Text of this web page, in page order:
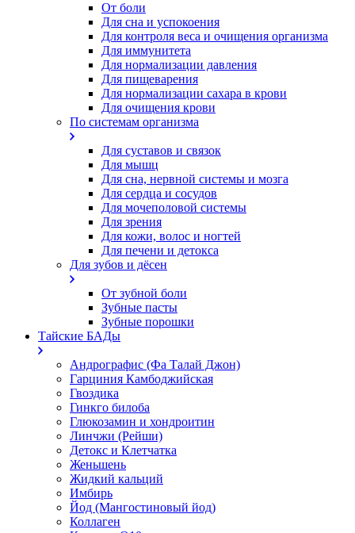
От боли
Для сна и успокоения
Для контроля веса и очищения организма
Для иммунитета
Для нормализации давления
Для пищеварения
Для нормализации сахара в крови
Для очищения крови
По системам организма
Для суставов и связок
Для мышц
Для сна, нервной системы и мозга
Для сердца и сосудов
Для мочеполовой системы
Для зрения
Для кожи, волос и ногтей
Для печени и детокса
Для зубов и дёсен
От зубной боли
Зубные пасты
Зубные порошки
Тайские БАДы
Андрографис (Фа Талай Джон)
Гарциния Камбоджийская
Гвоздика
Гинкго билоба
Глюкозамин и хондроитин
Линчжи (Рейши)
Детокс и Клетчатка
Женьшень
Жидкий кальций
Имбирь
Йод (Мангостиновый йод)
Коллаген